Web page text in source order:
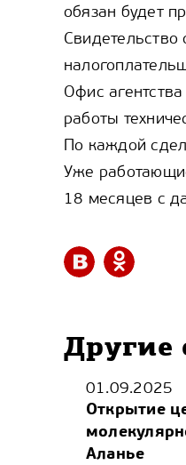
обязан будет
Офис
работы
По каждой
Уже
18 месяцев с
Другие
01.09.2025
Открытие
Аланье